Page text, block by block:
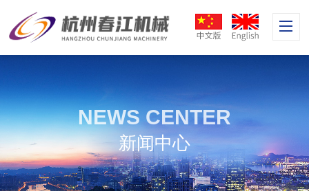
NEWS CENTER
新闻中心